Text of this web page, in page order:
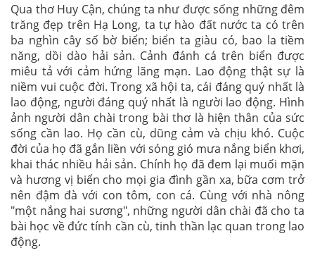
Qua thơ Huy Cận, chúng ta như được sống những đêm
trăng đẹp trên Hạ Long, ta tự hào đất nước ta có trên
ba nghìn cây số bờ biển; biển ta giàu có, bao la tiềm
năng, dồi dào hải sản. Cảnh đánh cá trên biển được
miêu tả với cảm hứng lãng mạn. Lao động thật sự là
niềm vui cuộc đời. Trong xã hội ta, cái đáng quý nhất là
lao động, người đáng quý nhất là người lao động. Hình
ảnh người dân chài trong bài thơ là hiện thân của sức
sống cần lao. Họ cần cù, dũng cảm và chịu khó. Cuộc
đời của họ đã gắn liền với sóng gió mưa nắng biển khơi,
khai thác nhiều hải sản. Chính họ đã đem lại muối mặn
và hương vị biển cho mọi gia đình gần xa, bữa cơm trở
nên đậm đà với con tôm, con cá. Cùng với nhà nông
"một nắng hai sương", những người dân chài đã cho ta
bài học về đức tính cần cù, tinh thần lạc quan trong lao
động.